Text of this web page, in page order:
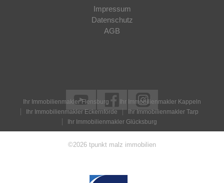
Impressum
Datenschutz
AGB
Ihr Immobilienmakler Flensburg
Ihr Immobilienmakler Kappeln
Ihr Immobilienmakler Eckernförde
Ihr Immobilienmakler Tarp
Ihr Immobilienmakler Glücksburg
©2026 tpunkt malz immobilien